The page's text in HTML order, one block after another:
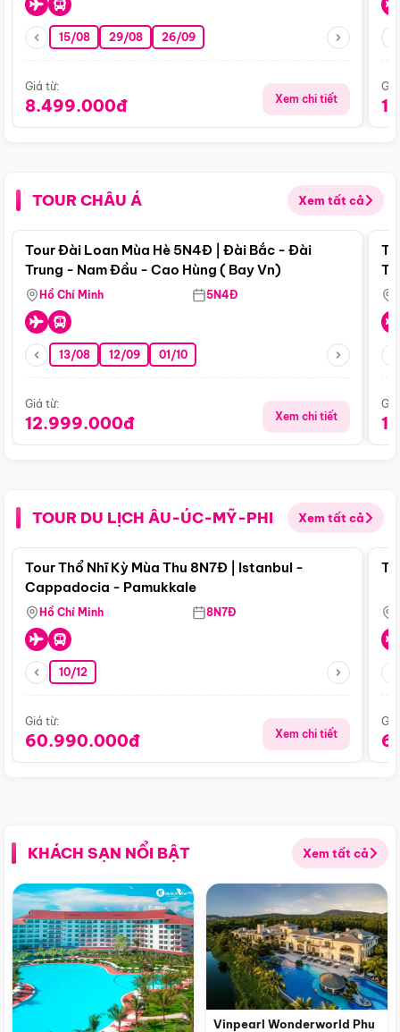
15/08 29/08 26/09
Giá từ:
8.499.000đ Xem chi tiết
TOUR CHÂU Á Xem tất cả
Điểm nổi bật
Tour Đài Loan Mùa Hè 5N4Đ | Đài Bắc - Đài
Trung - Nam Đầu - Cao Hùng ( Bay Vn)
Hồ Chí Minh 5N4Đ
13/08 12/09 01/10
Giá từ:
12.999.000đ Xem chi tiết
TOUR DU LỊCH ÂU-ÚC-MỸ-PHI Xem tất cả
Điểm nổi bật
Tour Thổ Nhĩ Kỳ Mùa Thu 8N7Đ | Istanbul -
Cappadocia - Pamukkale
Hồ Chí Minh 8N7Đ
10/12
Giá từ:
60.990.000đ Xem chi tiết
KHÁCH SẠN NỔI BẬT Xem tất cả
Vinpearl Wonderworld Phu